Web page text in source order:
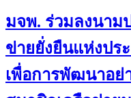
มจพ. ร่วมลงนาม
ข่ายยั่งยืนแห่งปร
เพื่อการพัฒนาอย่